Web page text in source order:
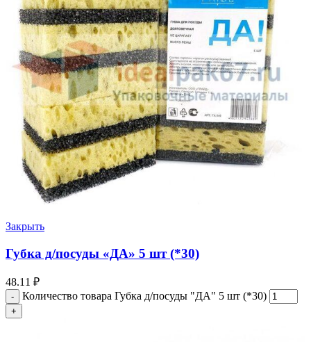
Закрыть
Губка д/посуды «ДА» 5 шт (*30)
48.11 ₽
Количество товара Губка д/посуды "ДА" 5 шт (*30)